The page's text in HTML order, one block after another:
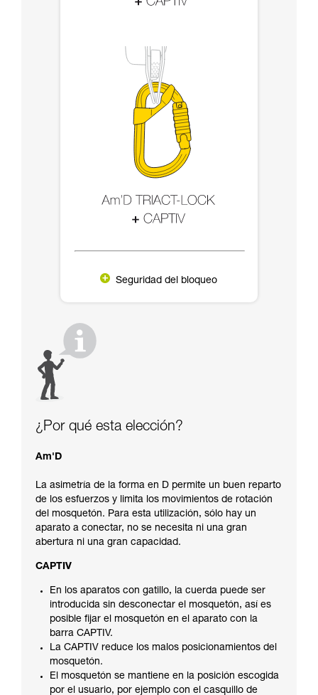
Seguridad del bloqueo
¿Por qué esta elección?
Am'D
La asimetría de la forma en D permite un buen reparto
de los esfuerzos y limita los movimientos de rotación
del mosquetón. Para esta utilización, sólo hay un
aparato a conectar, no se necesita ni una gran
abertura ni una gran capacidad.
CAPTIV
En los aparatos con gatillo, la cuerda puede ser
introducida sin desconectar el mosquetón, así es
posible fijar el mosquetón en el aparato con la
barra CAPTIV.
La CAPTIV reduce los malos posicionamientos del
mosquetón.
El mosquetón se mantiene en la posición escogida
por el usuario, por ejemplo con el casquillo de